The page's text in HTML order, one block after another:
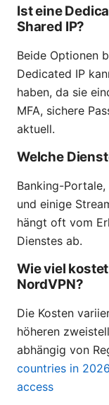
Ist eine
Shared IP?
Beide Optionen
Dedicated IP
haben, da sie
MFA, sichere
aktuell.
Welche
Banking-
und einige
hängt oft vom
Dienstes ab.
Wie viel
NordVPN?
Die Kosten
höheren
abhängig von
countries in
access